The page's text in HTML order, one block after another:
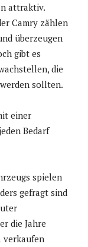
attraktiv.
Camry zählen
überzeugen
gibt es
die
sollten.
einer
Bedarf
spielen
gefragt sind
die Jahre
verkaufen